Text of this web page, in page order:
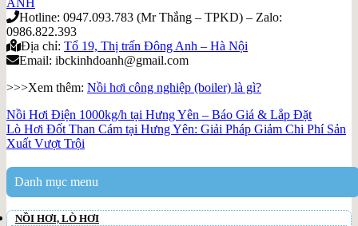
ANH
Hotline: 0947.093.783 (Mr Thắng – TPKD) – Zalo:
0986.822.393
Địa chỉ: Tổ 19, Thị trấn Đông Anh – Hà Nội
Email: ibckinhdoanh@gmail.com
>>>Xem thêm: Nồi hơi công nghiệp (boiler) là gì?
Nồi Hơi Điện 1000kg/h tại Hưng Yên – Báo Giá & Lắp Đặt
Lò Hơi Đốt Than Cám tại Hưng Yên: Giải Pháp Giảm Chi Phí Sản
Xuất Vượt Trội
Danh mục menu
NỒI HƠI, LÒ HƠI